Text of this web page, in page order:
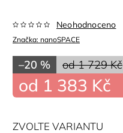
Značka: nanoSPACE
Neohodnoceno
od 1 729 Kč
–20 %
od 1 383 Kč
ZVOLTE VARIANTU